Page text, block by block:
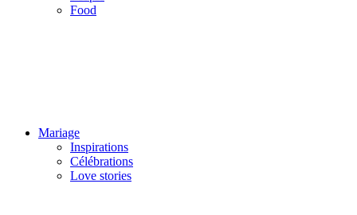
Food
Mariage
Inspirations
Célébrations
Love stories